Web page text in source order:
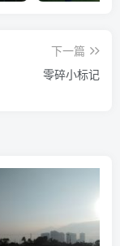
下一篇
零碎小标记